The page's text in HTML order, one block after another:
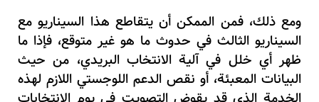
ومع ذلك، فمن الممكن أن يتقاطع هذا السيناريو مع
السيناريو الثالث في حدوث ما هو غير متوقع، فإذا ما
ظهر أي خلل في آلية الانتخاب البريدي، من حيث
البيانات المعبئة، أو نقص الدعم اللوجستي اللازم لهذه